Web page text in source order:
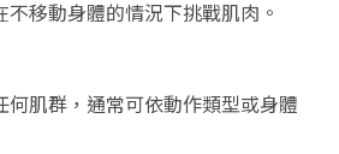
移動身體的情況下挑戰肌肉。
何肌群，通常可依動作類型或身體